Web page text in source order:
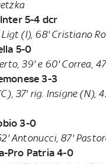
5-4 dcr
Ligt (I), 68' Cristiano
5-0
39' e 60' Correa,
3-3
37' rig. Insigne (N),
3-0
Antonucci, 87'
Pro Patria 4-0